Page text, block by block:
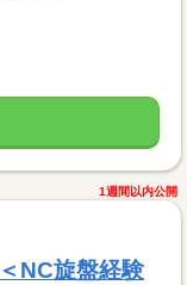
1週間以内公開
NC旋盤経験